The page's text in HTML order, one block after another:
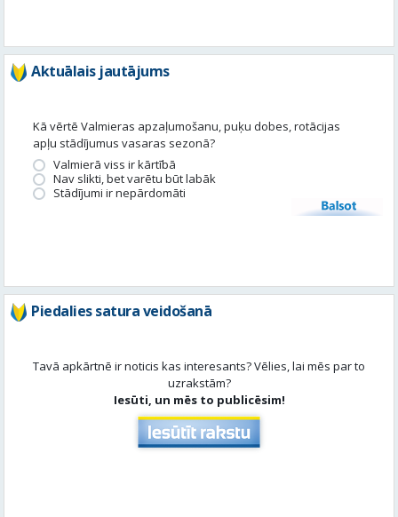
Aktuālais jautājums
Kā vērtē Valmieras apzaļumošanu, puķu dobes, rotācijas
apļu stādījumus vasaras sezonā?
Valmierā viss ir kārtībā
Nav slikti, bet varētu būt labāk
Stādījumi ir nepārdomāti
Balsot
Piedalies satura veidošanā
Tavā apkārtnē ir noticis kas interesants? Vēlies, lai mēs par to
uzrakstām?
Iesūti, un mēs to publicēsim!